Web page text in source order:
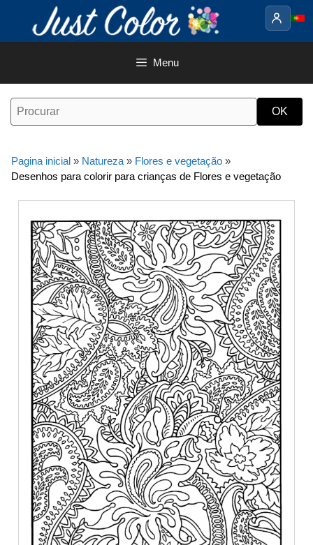
o
Menu
Pagina inicial » Natureza » Flores e vegetação »
Desenhos para colorir para crianças de Flores e vegetação